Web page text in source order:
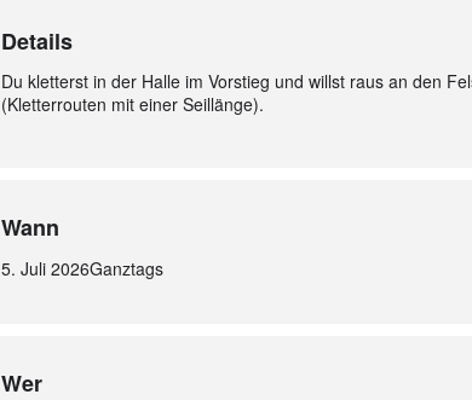
Details
Du kletterst in der Halle im Vorstieg und willst raus an den
(Kletterrouten mit einer Seillänge).
Wann
5. Juli 2026Ganztags
Wer